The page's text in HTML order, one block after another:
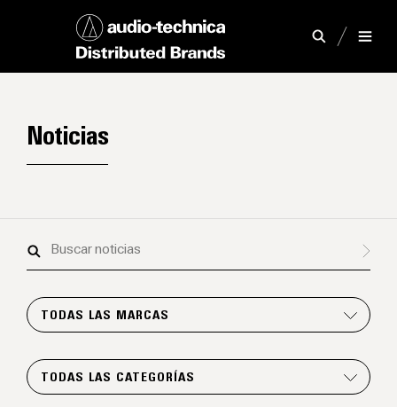
Noticias
Buscar
TODAS LAS MARCAS
TODAS LAS CATEGORÍAS